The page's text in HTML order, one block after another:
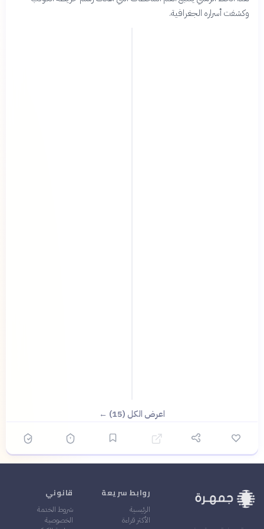
وكشفت أسراره الجغرافية.
اعرض الكل (15) ←
روابط سريعة
الرئيسية
الأكثر قراءة
قانوني
شروط الخدمة
الخصوصية